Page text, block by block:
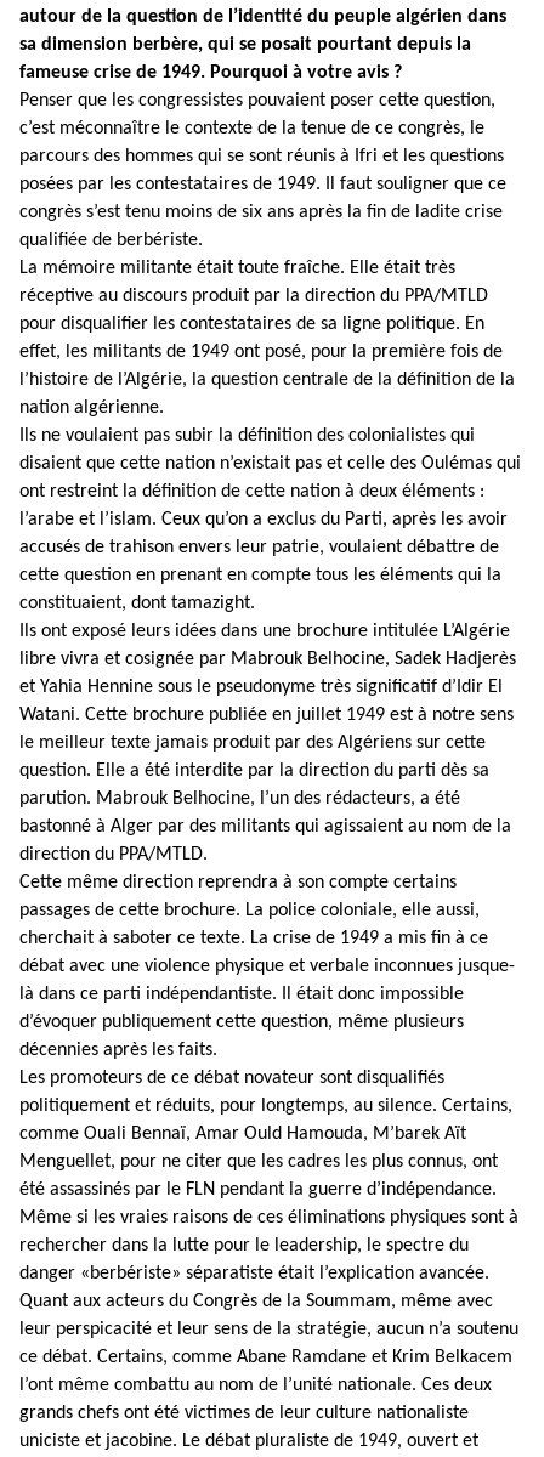
autour de la question de l’identité du peuple algérien dans
sa dimension berbère, qui se posait pourtant depuis la
fameuse crise de 1949. Pourquoi à votre avis ?
Penser que les congressistes pouvaient poser cette question,
c’est méconnaître le contexte de la tenue de ce congrès, le
parcours des hommes qui se sont réunis à Ifri et les questions
posées par les contestataires de 1949. Il faut souligner que ce
congrès s’est tenu moins de six ans après la fin de ladite crise
qualifiée de berbériste.
La mémoire militante était toute fraîche. Elle était très
réceptive au discours produit par la direction du PPA/MTLD
pour disqualifier les contestataires de sa ligne politique. En
effet, les militants de 1949 ont posé, pour la première fois de
l’histoire de l’Algérie, la question centrale de la définition de la
nation algérienne.
Ils ne voulaient pas subir la définition des colonialistes qui
disaient que cette nation n’existait pas et celle des Oulémas qui
ont restreint la définition de cette nation à deux éléments :
l’arabe et l’islam. Ceux qu’on a exclus du Parti, après les avoir
accusés de trahison envers leur patrie, voulaient débattre de
cette question en prenant en compte tous les éléments qui la
constituaient, dont tamazight.
Ils ont exposé leurs idées dans une brochure intitulée L’Algérie
libre vivra et cosignée par Mabrouk Belhocine, Sadek Hadjerès
et Yahia Hennine sous le pseudonyme très significatif d’Idir El
Watani. Cette brochure publiée en juillet 1949 est à notre sens
le meilleur texte jamais produit par des Algériens sur cette
question. Elle a été interdite par la direction du parti dès sa
parution. Mabrouk Belhocine, l’un des rédacteurs, a été
bastonné à Alger par des militants qui agissaient au nom de la
direction du PPA/MTLD.
Cette même direction reprendra à son compte certains
passages de cette brochure. La police coloniale, elle aussi,
cherchait à saboter ce texte. La crise de 1949 a mis fin à ce
débat avec une violence physique et verbale inconnues jusque-
là dans ce parti indépendantiste. Il était donc impossible
d’évoquer publiquement cette question, même plusieurs
décennies après les faits.
Les promoteurs de ce débat novateur sont disqualifiés
politiquement et réduits, pour longtemps, au silence. Certains,
comme Ouali Bennaï, Amar Ould Hamouda, M’barek Aït
Menguellet, pour ne citer que les cadres les plus connus, ont
été assassinés par le FLN pendant la guerre d’indépendance.
Même si les vraies raisons de ces éliminations physiques sont à
rechercher dans la lutte pour le leadership, le spectre du
danger «berbériste» séparatiste était l’explication avancée.
Quant aux acteurs du Congrès de la Soummam, même avec
leur perspicacité et leur sens de la stratégie, aucun n’a soutenu
ce débat. Certains, comme Abane Ramdane et Krim Belkacem
l’ont même combattu au nom de l’unité nationale. Ces deux
grands chefs ont été victimes de leur culture nationaliste
uniciste et jacobine. Le débat pluraliste de 1949, ouvert et